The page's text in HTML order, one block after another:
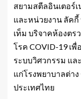
สยามสตีลอินเตอร์
และหน่วยงาน ลัคกี้
เท็ม บริจาคห้องตร
โรค COVID-19 เ
ระบบวิศวกรรม แล
แก่โรงพยาบาลต่าง
ประเทศไทย